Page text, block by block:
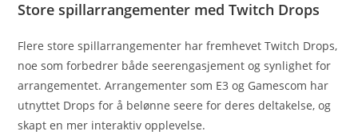
Store spillarrangementer med Twitch Drops
Flere store spillarrangementer har fremhevet Twitch Drops,
noe som forbedrer både seerengasjement og synlighet for
arrangementet. Arrangementer som E3 og Gamescom har
utnyttet Drops for å belønne seere for deres deltakelse, og
skapt en mer interaktiv opplevelse.